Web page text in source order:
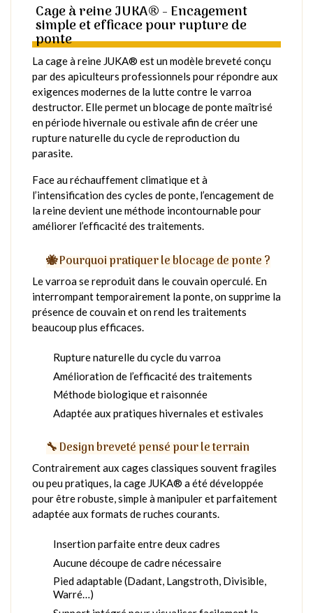
Cage à reine JUKA® - Encagement
simple et efficace pour rupture de
ponte
La cage à reine JUKA® est un modèle breveté conçu
par des apiculteurs professionnels pour répondre aux
exigences modernes de la lutte contre le varroa
destructor. Elle permet un blocage de ponte maîtrisé
en période hivernale ou estivale afin de créer une
rupture naturelle du cycle de reproduction du
parasite.
Face au réchauffement climatique et à
l’intensification des cycles de ponte, l’encagement de
la reine devient une méthode incontournable pour
améliorer l’efficacité des traitements.
🐝 Pourquoi pratiquer le blocage de ponte ?
Le varroa se reproduit dans le couvain operculé. En
interrompant temporairement la ponte, on supprime la
présence de couvain et on rend les traitements
beaucoup plus efficaces.
Rupture naturelle du cycle du varroa
Amélioration de l’efficacité des traitements
Méthode biologique et raisonnée
Adaptée aux pratiques hivernales et estivales
🔧 Design breveté pensé pour le terrain
Contrairement aux cages classiques souvent fragiles
ou peu pratiques, la cage JUKA® a été développée
pour être robuste, simple à manipuler et parfaitement
adaptée aux formats de ruches courants.
Insertion parfaite entre deux cadres
Aucune découpe de cadre nécessaire
Pied adaptable (Dadant, Langstroth, Divisible,
Warré…)